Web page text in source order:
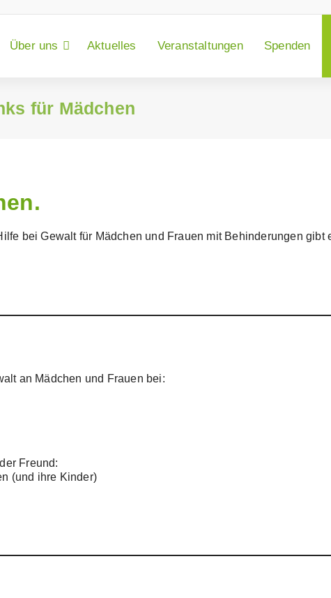
Über uns Aktuelles Veranstaltungen Spenden
für Mädchen
bei Gewalt für Mädchen und Frauen mit Behinderungen gibt
an Mädchen und Frauen bei:
Freund:
(und ihre Kinder)